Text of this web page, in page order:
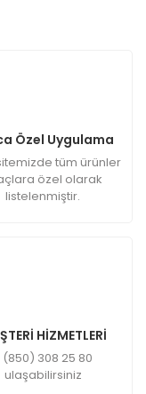
Özel Uygulama
tüm ürünler
özel olarak
listelenmiştir.
HİZMETLERİ
(850) 308 25 80
ulaşabilirsiniz